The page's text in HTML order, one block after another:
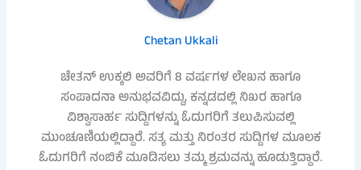
Chetan Ukkali
ಚೇತನ್ ಉಕ್ಕಲಿ ಅವರಿಗೆ 8 ವರ್ಷಗಳ ಲೇಖನ ಹಾಗೂ
ಸಂಪಾದನಾ ಅನುಭವವಿದ್ದು, ಕನ್ನಡದಲ್ಲಿ ನಿಖರ ಹಾಗೂ
ವಿಶ್ವಾಸಾರ್ಹ ಸುದ್ದಿಗಳನ್ನು ಓದುಗರಿಗೆ ತಲುಪಿಸುವಲ್ಲಿ
ಮುಂಚೂಣಿಯಲ್ಲಿದ್ದಾರೆ. ಸತ್ಯ ಮತ್ತು ನಿರಂತರ ಸುದ್ದಿಗಳ ಮೂಲಕ
ಓದುಗರಿಗೆ ನಂಬಿಕೆ ಮೂಡಿಸಲು ತಮ್ಮ ಶ್ರಮವನ್ನು ಹೂಡುತ್ತಿದ್ದಾರೆ.